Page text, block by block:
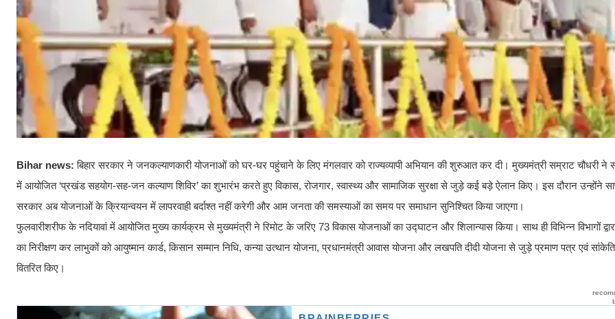
Bihar news:बिहार सरकार ने जनकल्याणकारी योजनाओं को घर-घर पहुंचाने के लिए मंगलवार को राज्यव्यापी अभियान की शुरुआत कर दी। मुख्यमंत्री सम्राट चौधरी ने
में आयोजित ‘प्रखंड सहयोग-सह-जन कल्याण शिविर’ का शुभारंभ करते हुए विकास, रोजगार, स्वास्थ्य और सामाजिक सुरक्षा से जुड़े कई बड़े ऐलान किए। इस दौरान उन्होंने
सरकार अब योजनाओं के क्रियान्वयन में लापरवाही बर्दाश्त नहीं करेगी और आम जनता की समस्याओं का समय पर समाधान सुनिश्चित किया जाएगा।
फुलवारीशरीफ के नदियावां में आयोजित मुख्य कार्यक्रम से मुख्यमंत्री ने रिमोट के जरिए 73 विकास योजनाओं का उद्घाटन और शिलान्यास किया। साथ ही विभिन्न विभागों
का निरीक्षण कर लाभुकों को आयुष्मान कार्ड, किसान सम्मान निधि, कन्या उत्थान योजना, प्रधानमंत्री आवास योजना और लखपति दीदी योजना से जुड़े प्रमाण पत्र एवं
वितरित किए।